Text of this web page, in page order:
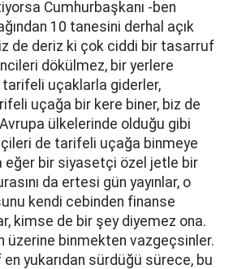
Cumhurbaşkanı -ben
10 tanesini derhal açık
de deriz ki çok ciddi bir tasarruf
dökülmez, bir yerlere
uçaklarla giderler,
uçağa bir kere biner, biz de
ülkelerinde olduğu gibi
de tarifeli uçağa binmeye
eğer bir siyasetçi özel jetle bir
da ertesi gün yayınlar, o
kendi cebinden finanse
kimse de bir şey diyemez ona.
üzerine binmekten vazgeçsinler.
en yukarıdan sürdüğü sürece, bu